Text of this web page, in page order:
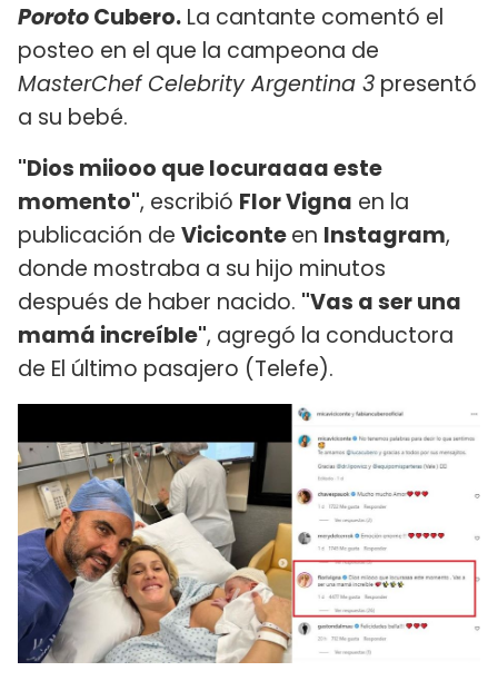
PorotoCubero. La cantante comentó el
posteo en el que la campeona de
MasterChef Celebrity Argentina 3 presentó
a su bebé.
"Dios miiooo que locuraaaa este
momento", escribió Flor Vigna en la
publicación de Viciconteen Instagram,
donde mostraba a su hijo minutos
después de haber nacido. "Vas a ser una
mamá increíble", agregó la conductora
de El último pasajero (Telefe).